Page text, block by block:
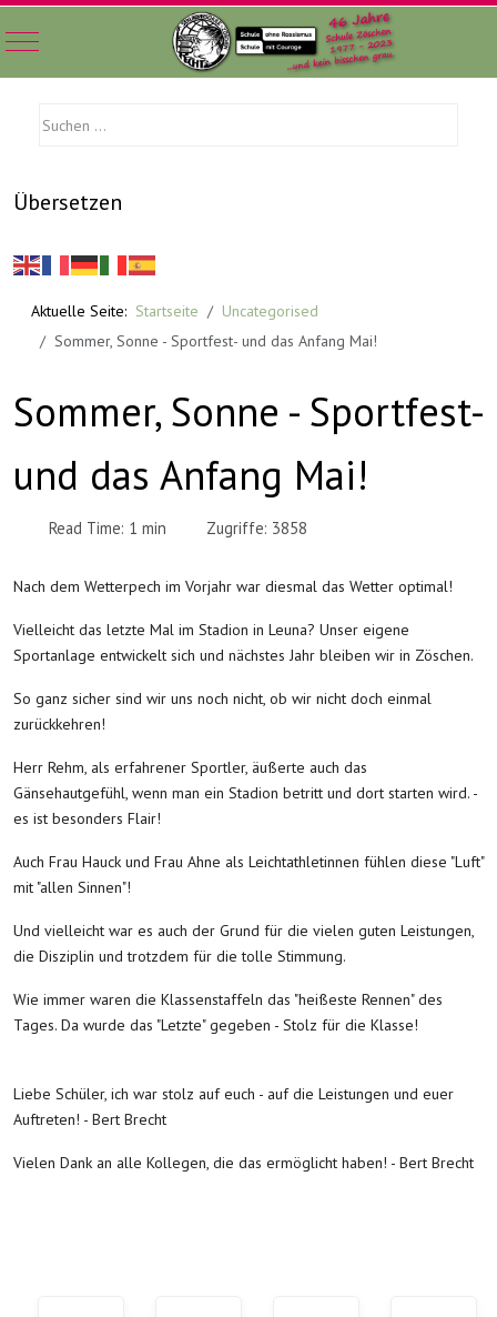
Mobile Menu Toggle
Übersetzen
Aktuelle Seite: Startseite
Uncategorised
Sommer, Sonne - Sportfest- und das Anfang Mai!
Sommer, Sonne - Sportfest-
und das Anfang Mai!
Read Time: 1 min Zugriffe: 3858
Nach dem Wetterpech im Vorjahr war diesmal das Wetter optimal!
Vielleicht das letzte Mal im Stadion in Leuna? Unser eigene
Sportanlage entwickelt sich und nächstes Jahr bleiben wir in Zöschen.
So ganz sicher sind wir uns noch nicht, ob wir nicht doch einmal
zurückkehren!
Herr Rehm, als erfahrener Sportler, äußerte auch das
Gänsehautgefühl, wenn man ein Stadion betritt und dort starten wird. -
es ist besonders Flair!
Auch Frau Hauck und Frau Ahne als Leichtathletinnen fühlen diese "Luft"
mit "allen Sinnen"!
Und vielleicht war es auch der Grund für die vielen guten Leistungen,
die Disziplin und trotzdem für die tolle Stimmung.
Wie immer waren die Klassenstaffeln das "heißeste Rennen" des
Tages. Da wurde das "Letzte" gegeben - Stolz für die Klasse!
Liebe Schüler, ich war stolz auf euch - auf die Leistungen und euer
Auftreten! - Bert Brecht
Vielen Dank an alle Kollegen, die das ermöglicht haben! - Bert Brecht